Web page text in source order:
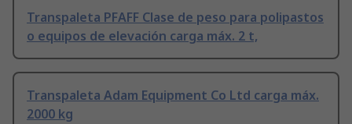
Transpaleta PFAFF Clase de peso para polipastos
o equipos de elevación carga máx. 2 t,
Transpaleta Adam Equipment Co Ltd carga máx.
2000 kg